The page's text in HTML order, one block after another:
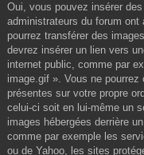
Oui, vous pouvez insérer
administrateurs du forum ont
pourrez transférer des
devrez insérer un lien vers
internet public, comme par
image.gif ». Vous ne
présentes sur votre propre
celui-ci soit en lui-même un
images hébergées derrière
comme par exemple les
ou de Yahoo, les sites